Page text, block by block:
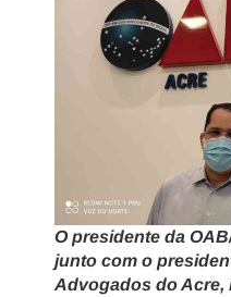
O presidente da
junto com o
Advogados do Acre,